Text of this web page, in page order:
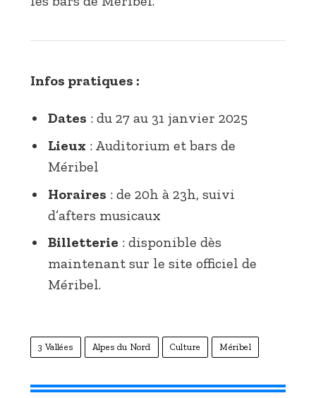
Infos pratiques :
Dates : du 27 au 31 janvier 2025
Lieux : Auditorium et bars de
Méribel
Horaires : de 20h à 23h, suivi
d’afters musicaux
Billetterie : disponible dès
maintenant sur le site officiel de
Méribel.
3 Vallées Alpes du Nord Culture Méribel